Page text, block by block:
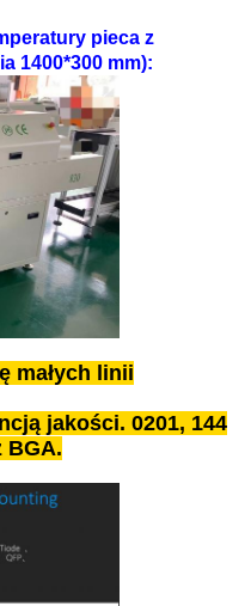
pieca z
1400*300 mm):
małych linii
jakości. 0201, 144
BGA.